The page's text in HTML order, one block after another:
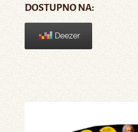
DOSTUPNO NA:
Deezer